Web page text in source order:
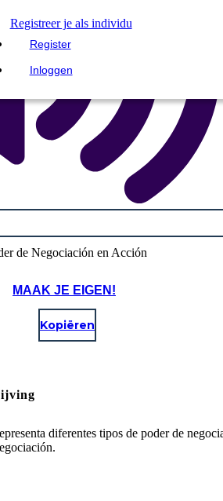
Registreer je als individu
Register
Inloggen
MAAK JE EIGEN!
Kopiëren
diferentes tipos de poder de